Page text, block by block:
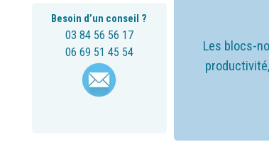
Les blocs-
Besoin d’un conseil ?
03 84 56 56 17
06 69 51 45 54